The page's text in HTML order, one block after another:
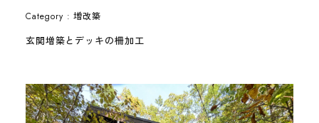
Category : 増改築
玄関増築とデッキの柵加工